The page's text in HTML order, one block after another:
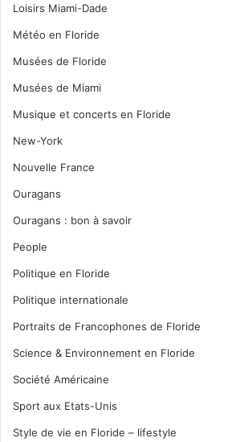
Loisirs Miami-Dade
Météo en Floride
Musées de Floride
Musées de Miami
Musique et concerts en Floride
New-York
Nouvelle France
Ouragans
Ouragans : bon à savoir
People
Politique en Floride
Politique internationale
Portraits de Francophones de Floride
Science & Environnement en Floride
Société Américaine
Sport aux Etats-Unis
Style de vie en Floride – lifestyle